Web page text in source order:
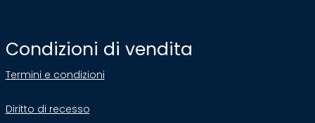
Condizioni di vendita
Termini e condizioni
Diritto di recesso